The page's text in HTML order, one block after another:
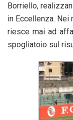
Borriello,
in Eccellenza.
riesce mai ad
spogliatoio sul